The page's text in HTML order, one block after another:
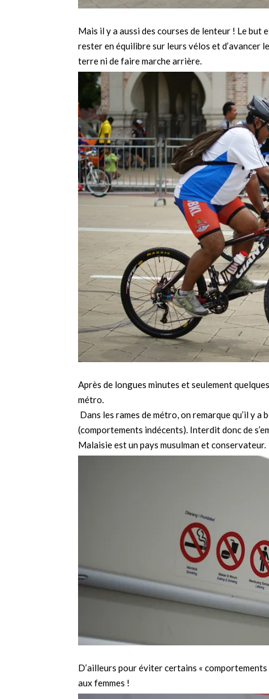
Mais il y a aussi des courses de lenteur ! Le but
rester en équilibre sur leurs vélos et d’avancer
terre ni de faire marche arrière.
Après de longues minutes et seulement
métro.
Dans les rames de métro, on remarque qu’il y
(comportements indécents). Interdit donc de
Malaisie est un pays musulman et conservateur.
D’ailleurs pour éviter certains «
aux femmes !